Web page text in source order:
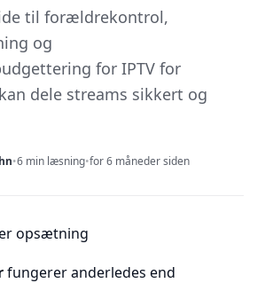
til forældrekontrol,
og
for IPTV for
dele streams sikkert og
•6 min læsning•for 6 måneder siden
fungerer anderledes end